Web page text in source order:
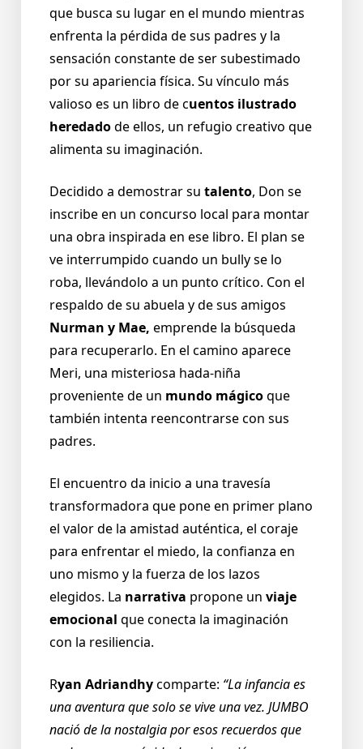
que busca su lugar en el mundo mientras
enfrenta la pérdida de sus padres y la
sensación constante de ser subestimado
por su apariencia física. Su vínculo más
valioso es un libro de cuentos ilustrado
heredadode ellos, un refugio creativo que
alimenta su imaginación.
Decidido a demostrar su talento, Don se
inscribe en un concurso local para montar
una obra inspirada en ese libro. El plan se
ve interrumpido cuando un bully se lo
roba, llevándolo a un punto crítico. Con el
respaldo de su abuela y de sus amigos
Nurman y Mae, emprende la búsqueda
para recuperarlo. En el camino aparece
Meri, una misteriosa hada-niña
proveniente de un mundo mágicoque
también intenta reencontrarse con sus
padres.
El encuentro da inicio a una travesía
transformadora que pone en primer plano
el valor de la amistad auténtica, el coraje
para enfrentar el miedo, la confianza en
uno mismo y la fuerza de los lazos
elegidos. La narrativa propone un viaje
emocional que conecta la imaginación
con la resiliencia.
Ryan Adriandhycomparte: “La infancia es
una aventura que solo se vive una vez. JUMBO
nació de la nostalgia por esos recuerdos que